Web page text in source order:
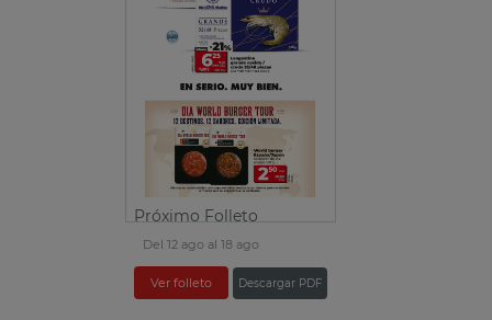
Próximo Folleto
Del 12 ago al 18 ago
Ver folleto Descargar PDF